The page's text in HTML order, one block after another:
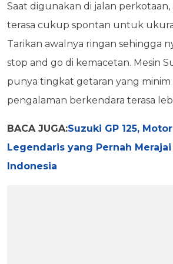
Saat digunakan di jalan perkotaan,
terasa cukup spontan untuk
Tarikan awalnya ringan sehingga
stop and go di kemacetan. Mesin
punya tingkat getaran yang minim
pengalaman berkendara terasa
BACA JUGA:Suzuki GP 125,
Legendaris yang Pernah Merajai
Indonesia